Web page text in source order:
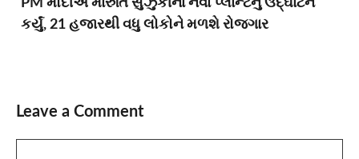
PM મોદીએ મારુતિ સુઝુકીના નવા પ્લાન્ટનું ઉદ્ઘાટન
કર્યું, 21 હજારથી વધુ લોકોને મળશે રોજગાર
Leave a Comment